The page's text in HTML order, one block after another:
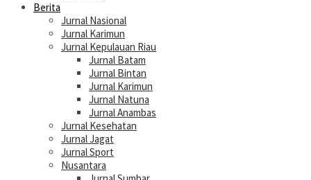
Berita
Jurnal Nasional
Jurnal Karimun
Jurnal Kepulauan Riau
Jurnal Batam
Jurnal Bintan
Jurnal Karimun
Jurnal Natuna
Jurnal Anambas
Jurnal Kesehatan
Jurnal Jagat
Jurnal Sport
Nusantara